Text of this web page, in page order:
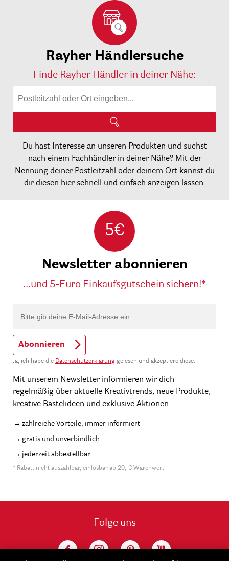
Rayher Händlersuche
Finde Rayher Händler in deiner Nähe:
Du hast Interesse an unseren Produkten und suchst
nach einem Fachhändler in deiner Nähe? Mit der
Nennung deiner Postleitzahl oder deinem Ort kannst du
dir diesen hier schnell und einfach anzeigen lassen.
5€
Newsletter abonnieren
...und 5-Euro Einkaufsgutschein sichern!*
Abonnieren
Ja, ich habe die Datenschutzerklärung gelesen und akzeptiere diese.
Mit unserem Newsletter informieren wir dich
regelmäßig über aktuelle Kreativtrends, neue Produkte,
kreative Bastelideen und exklusive Aktionen.
zahlreiche Vorteile, immer informiert
gratis und unverbindlich
jederzeit abbestellbar
* Rabatt nicht auszahlbar, einlösbar ab 20,-€ Warenwert
Folge uns